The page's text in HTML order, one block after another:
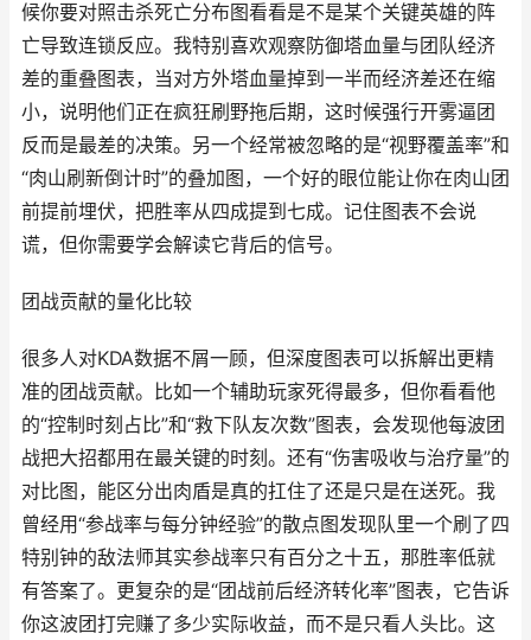
候你要对照击杀死亡分布图看看是不是某个关键英雄的阵
亡导致连锁反应。我特别喜欢观察防御塔血量与团队经济
差的重叠图表，当对方外塔血量掉到一半而经济差还在缩
小，说明他们正在疯狂刷野拖后期，这时候强行开雾逼团
反而是最差的决策。另一个经常被忽略的是“视野覆盖率”和
“肉山刷新倒计时”的叠加图，一个好的眼位能让你在肉山团
前提前埋伏，把胜率从四成提到七成。记住图表不会说
谎，但你需要学会解读它背后的信号。
团战贡献的量化比较
很多人对KDA数据不屑一顾，但深度图表可以拆解出更精
准的团战贡献。比如一个辅助玩家死得最多，但你看看他
的“控制时刻占比”和“救下队友次数”图表，会发现他每波团
战把大招都用在最关键的时刻。还有“伤害吸收与治疗量”的
对比图，能区分出肉盾是真的扛住了还是只是在送死。我
曾经用“参战率与每分钟经验”的散点图发现队里一个刷了四
特别钟的敌法师其实参战率只有百分之十五，那胜率低就
有答案了。更复杂的是“团战前后经济转化率”图表，它告诉
你这波团打完赚了多少实际收益，而不是只看人头比。这